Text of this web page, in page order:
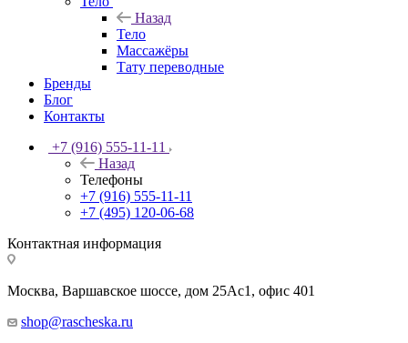
Назад
Тело
Массажёры
Тату переводные
Бренды
Блог
Контакты
+7 (916) 555-11-11
Назад
Телефоны
+7 (916) 555-11-11
+7 (495) 120-06-68
Контактная информация
Москва, Варшавское шоссе, дом 25Аc1, офис 401
shop@rascheska.ru